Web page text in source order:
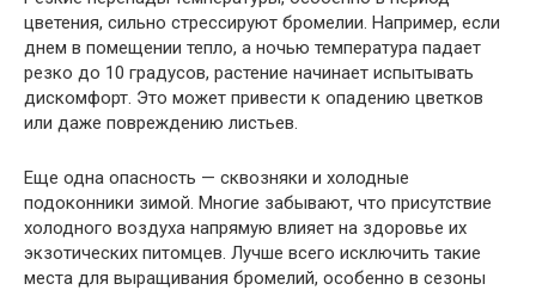
цветения, сильно стрессируют бромелии. Например, если
днем в помещении тепло, а ночью температура падает
резко до 10 градусов, растение начинает испытывать
дискомфорт. Это может привести к опадению цветков
или даже повреждению листьев.
Еще одна опасность — сквозняки и холодные
подоконники зимой. Многие забывают, что присутствие
холодного воздуха напрямую влияет на здоровье их
экзотических питомцев. Лучше всего исключить такие
места для выращивания бромелий, особенно в сезоны